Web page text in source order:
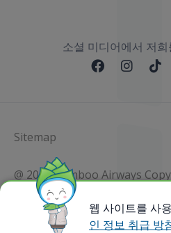
소셜 미디어에서 저
Sitemap
@ 2023 Bamboo Airways
Reserved.
Business Registration Code:
웹 사이트를 사
인 정보 취급 방